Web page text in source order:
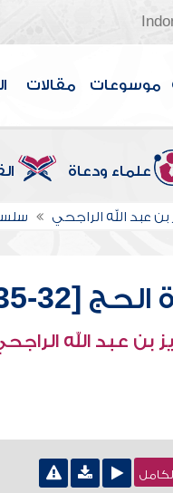
موسوعات مقالات
علماء ودعاة
بن عبد الله الراجحي
[32-35]
بن عبد الله